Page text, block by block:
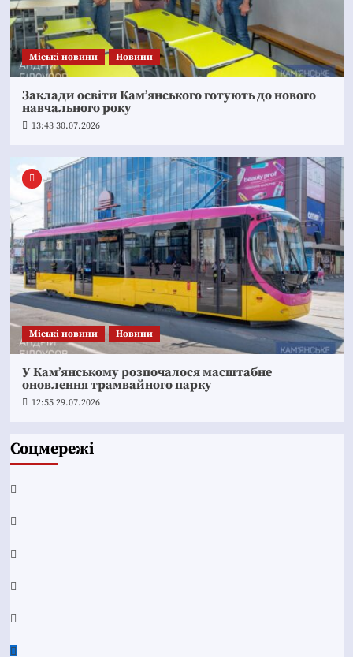
Mіські новини Новини
Заклади освіти Кам’янського готують до нового
навчального року
13:43 30.07.2026
Mіські новини Новини
У Кам’янському розпочалося масштабне
оновлення трамвайного парку
12:55 29.07.2026
Соцмережі
Facebook
YouTube
Telegram
Instagram
Twitter
Google